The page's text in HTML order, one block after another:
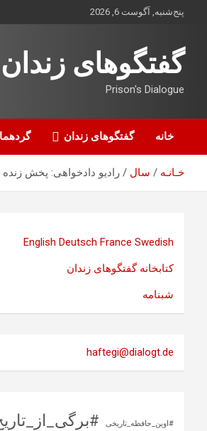
محتوا
پنج‌شنبه, آگوست 6, 2026
گفتگوهای زندان
Prison's Dialogue
خانه گفتگوهای زندان
خـانـه سال رادیو دادخواهی: پخش زنده – جمعه ۸
English Deutsch France Swedish
کتابخانه گفتگوهای زندان
شبنامه
haftegi@dialogt.de
#اوین_حافظه_تاریخی